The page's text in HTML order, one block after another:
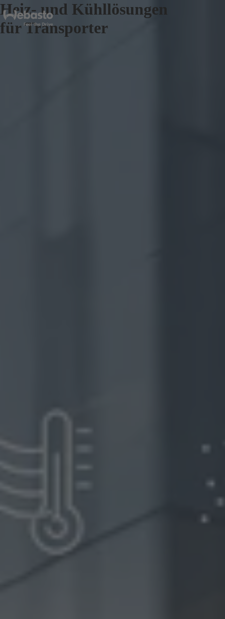
Heiz- und Kühllösungen
für Transporter